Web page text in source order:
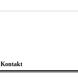
Kontakt